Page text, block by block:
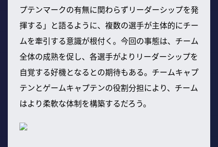
プテンマークの有無に関わらずリーダーシップを発
揮する」と語るように、複数の選手が主体的にチー
ムを牽引する意識が根付く。今回の事態は、チーム
全体の成熟を促し、各選手がよりリーダーシップを
自覚する好機となるとの期待もある。チームキャプ
テンとゲームキャプテンの役割分担により、チーム
はより柔軟な体制を構築するだろう。